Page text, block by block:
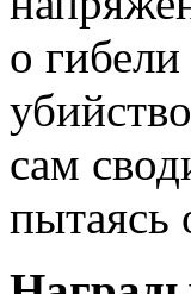
о
сам
пытаясь